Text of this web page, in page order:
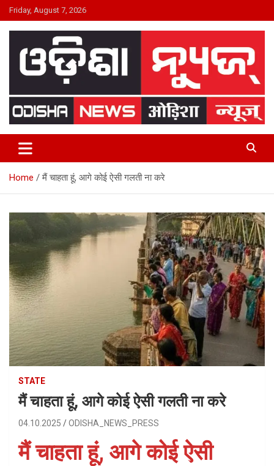
Skip
to
content
Friday, August 7, 2026
ODISHA NEWS
Home मैं चाहता हूं, आगे कोई ऐसी गलती ना करे
STATE
मैं चाहता हूं, आगे कोई ऐसी गलती ना करे
04.10.2025 ODISHA_NEWS_PRESS
मैं चाहता हूं, आगे कोई ऐसी